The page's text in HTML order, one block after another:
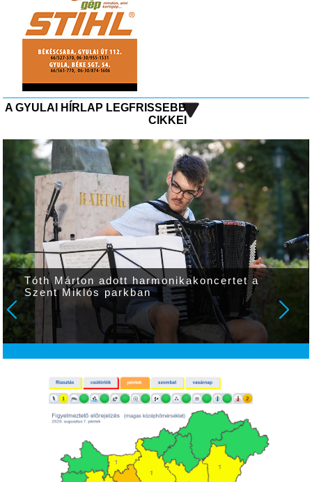
A GYULAI HÍRLAP LEGFRISSEBB
CIKKEI
Tóth Márton adott harmonikakoncertet a
Szent Miklós parkban